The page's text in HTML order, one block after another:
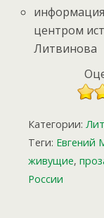
центром
Литвинова
Категории:
Теги: Евгений
живущие,
России